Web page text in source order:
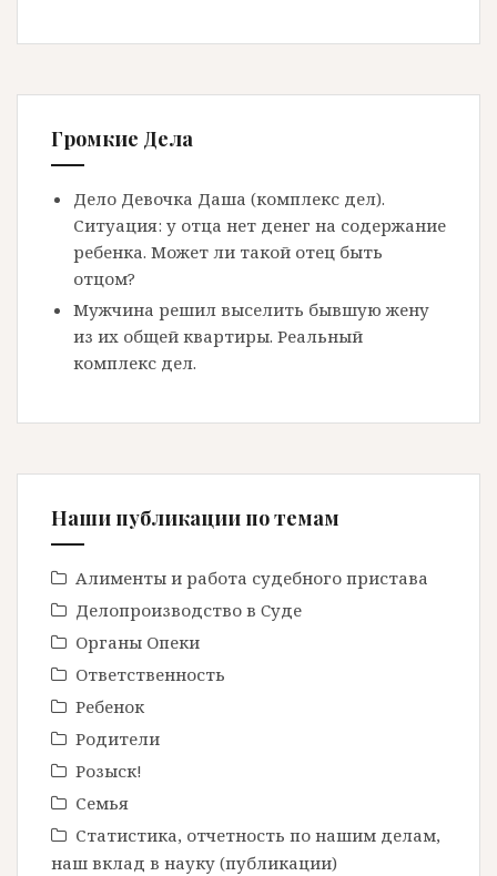
Громкие Дела
Дело Девочка Даша (комплекс дел).
Ситуация: у отца нет денег на содержание
ребенка. Может ли такой отец быть
отцом?
Мужчина решил выселить бывшую жену
из их общей квартиры. Реальный
комплекс дел.
Наши публикации по темам
Алименты и работа судебного пристава
Делопроизводство в Cуде
Органы Опеки
Ответственность
Ребенок
Родители
Розыск!
Семья
Статистика, отчетность по нашим делам,
наш вклад в науку (публикации)